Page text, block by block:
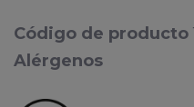
Código de producto
Alérgenos